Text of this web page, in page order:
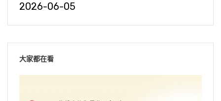
2026-06-05
大家都在看